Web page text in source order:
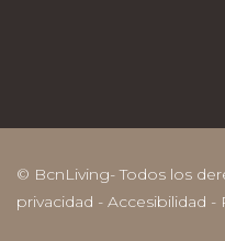
© BcnLiving- Todos los
privacidad - Accesibilidad -